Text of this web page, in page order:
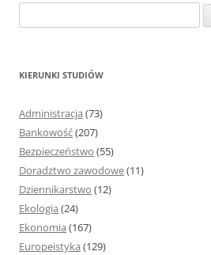
z
KIERUNKI STUDIÓW
Administracja (73)
Bankowość(207)
Bezpieczeństwo (55)
Doradztwo zawodowe(11)
Dziennikarstwo (12)
Ekologia (24)
Ekonomia (167)
Europeistyka (129)